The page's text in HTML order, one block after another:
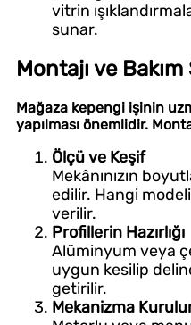
vitrin
sunar.
Montajı ve
Mağaza kepengi işinin
yapılması önemlidir.
Ölçü ve Keşif
Mekânınızın
edilir. Hangi
verilir.
Profillerin Hazırlığı
Alüminyum veya
uygun kesilip
getirilir.
Mekanizma